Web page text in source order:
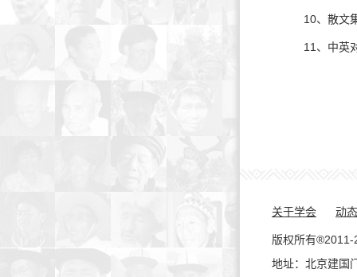
10、散文
11、中英
关于学会 动态
版权所有®2011-
地址：北京建国